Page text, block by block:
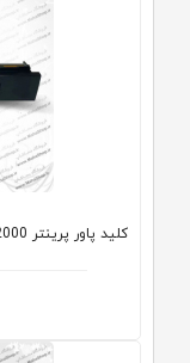
کلید پاور پرینتر Epson Photo R2000